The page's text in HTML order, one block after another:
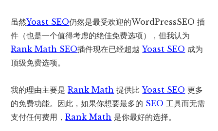
虽然Yoast SEO仍然是最受欢迎的WordPressSEO 插
件（也是一个值得考虑的绝佳免费选项），但我认为
Rank Math SEO插件现在已经超越Yoast SEO 成为
顶级免费选项。
我的理由主要是Rank Math 提供比Yoast SEO 更多
的免费功能。因此，如果你想要最多的 SEO 工具而无需
支付任何费用，Rank Math 是你最好的选择。